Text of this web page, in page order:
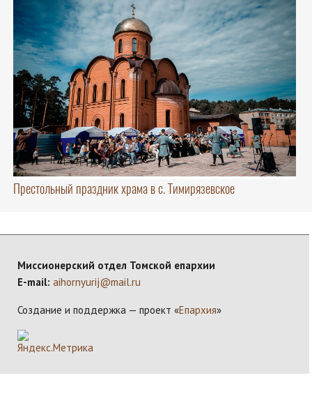
Престольный праздник храма в с. Тимирязевское
Миссионерский отдел Томской епархии
E-mail: aihornyurij@mail.ru
Создание и поддержка — проект «Епархия»